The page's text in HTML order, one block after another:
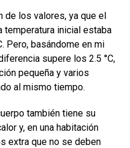
de los valores, ya que el
inicial estaba
Pero, basándome en mi
supere los 2.5 °C,
pequeña y varios
al mismo tiempo.
también tiene su
y, en una habitación
extra que no se deben